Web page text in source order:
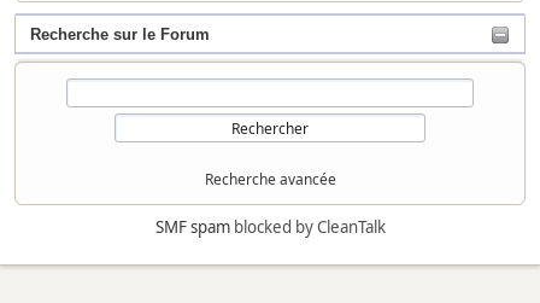
Recherche sur le Forum
Recherche avancée
SMF spamblocked by CleanTalk